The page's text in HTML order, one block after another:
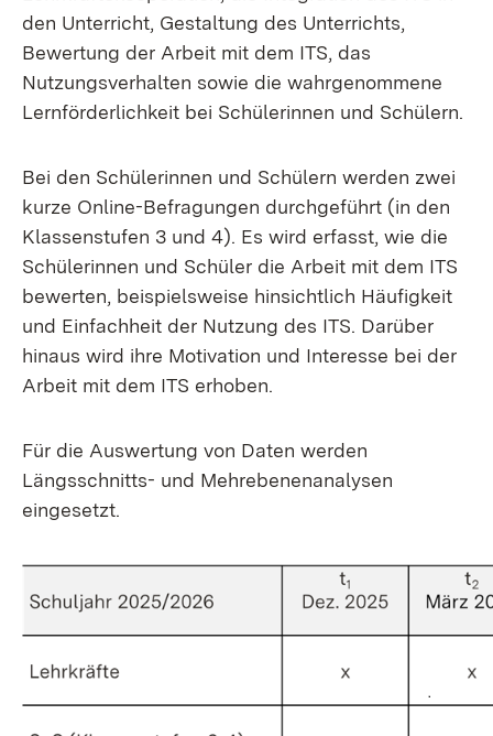
den Unterricht, Gestaltung des Unterrichts,
Bewertung der Arbeit mit dem ITS, das
Nutzungsverhalten sowie die wahrgenommene
Lernförderlichkeit bei Schülerinnen und Schülern.
Bei den Schülerinnen und Schülern werden zwei
kurze Online-Befragungen durchgeführt (in den
Klassenstufen 3 und 4). Es wird erfasst, wie die
Schülerinnen und Schüler die Arbeit mit dem ITS
bewerten, beispielsweise hinsichtlich Häufigkeit
und Einfachheit der Nutzung des ITS. Darüber
hinaus wird ihre Motivation und Interesse bei der
Arbeit mit dem ITS erhoben.
Für die Auswertung von Daten werden
Längsschnitts- und Mehrebenenanalysen
eingesetzt.